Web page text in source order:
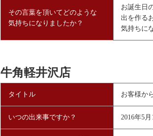
その言葉を頂いてどのような
気持ちになりましたか？
お誕生日
出を作る
気持ちに
牛角軽井沢店
タイトル お客様か
いつの出来事ですか？ 2016年5月